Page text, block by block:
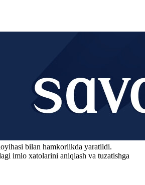
bilan hamkorlikda yaratildi.
imlo xatolarini aniqlash va tuzatishga